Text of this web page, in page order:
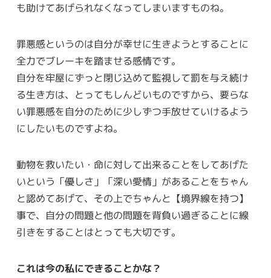
も助けてあげられなくなってしまいますものね。
罪悪感というのは自分が幸せに生きようとすることに
全力でブレーキを踏ませる感情です。
自分を牢屋にずっと閉じ込めて監視して罰を与え続け
る生き方は、とってもしんどいものですから、要らな
い罪悪感を自分のために少しずつ手放せていけるよう
にしたいものですよね。
動物を救いたい・命に対して出来ることをしてあげた
いという「優しさ」「深い愛情」があることをちゃん
と認めてあげて、その上でちゃんと【境界線を持つ】
事で、自分の問題と他の問題を背負い過ぎることに線
引きをすることはとっても大切です。
これは今の私にできることかな？